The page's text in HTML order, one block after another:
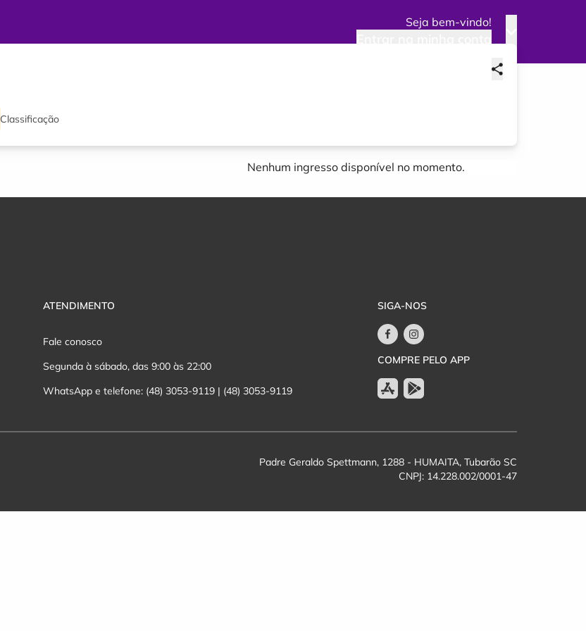
Seja bem-vindo!
Classificação
Nenhum ingresso disponível no momento.
ATENDIMENTO
Fale conosco
Segunda à sábado, das 9:00 às 22:00
WhatsApp e telefone: (48) 3053-9119 | (48) 3053-9119
SIGA-NOS
COMPRE PELO APP
Padre Geraldo Spettmann, 1288 - HUMAITA, Tubarão SC
CNPJ: 14.228.002/0001-47